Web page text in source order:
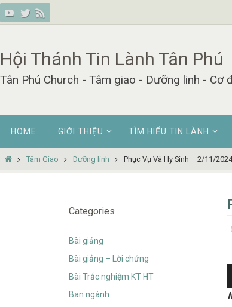
Skip
to
Hội Thánh Tin Lành Tân Phú
Tân Phú Church - Tâm giao - Dưỡng linh - Cơ
content
HOME GIỚI THIỆU TÌM HIỂU TIN LÀNH
HomeTâm Giao Dưỡng linh Phục Vụ Và Hy Sinh – 2/11/2024
Categories
Bài giảng
Bài giảng – Lời chứng
Bài Trắc nghiệm KT HT
Ban ngành